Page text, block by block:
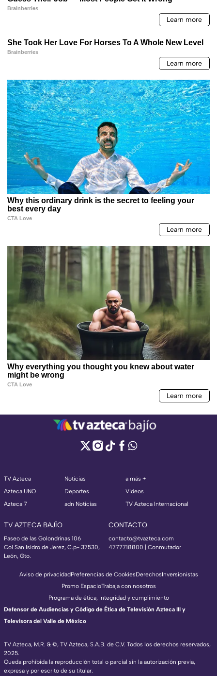
TV Azteca
Azteca UNO
Azteca 7
Noticias
Deportes
adn Noticias
a más +
Videos
TV Azteca Internacional
TV AZTECA BAJÍO
Paseo de las Golondrinas 106
Col San Isidro de Jerez, C.p- 37530,
León, Gto.
CONTACTO
contacto@tvazteca.com
4777718800 | Conmutador
TV Azteca, M.R. & ©, TV Azteca, S.A.B. de C.V. Todos los derechos reservados,
2025.
Queda prohibida la reproducción total o parcial sin la autorización previa,
expresa y por escrito de su titular.
Aviso de privacidadPreferencias de CookiesDerechosInversionistas
Promo EspacioTrabaja con nosotros
Programa de ética, integridad y cumplimiento
Defensor de Audiencias y Código de Ética de Televisión Azteca III y
Televisora del Valle de México